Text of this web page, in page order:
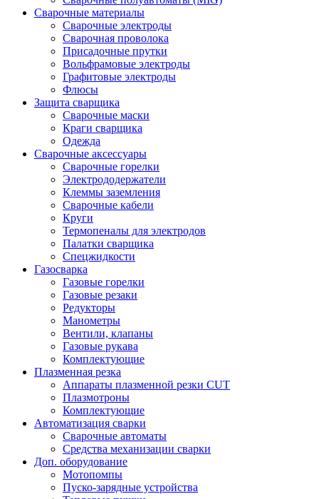
Сварочные материалы
Сварочные электроды
Сварочная проволока
Присадочные прутки
Вольфрамовые электроды
Графитовые электроды
Флюсы
Защита сварщика
Сварочные маски
Краги сварщика
Одежда
Сварочные аксессуары
Сварочные горелки
Электрододержатели
Клеммы заземления
Сварочные кабели
Круги
Термопеналы для электродов
Палатки сварщика
Спецжидкости
Газосварка
Газовые горелки
Газовые резаки
Редукторы
Манометры
Вентили, клапаны
Газовые рукава
Комплектующие
Плазменная резка
Аппараты плазменной резки CUT
Плазмотроны
Комплектующие
Автоматизация сварки
Сварочные автоматы
Средства механизации сварки
Доп. оборудование
Мотопомпы
Пуско-зарядные устройства